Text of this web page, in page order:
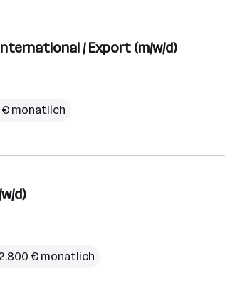
/ Export (m/w/d)
€ monatlich
d)
€ monatlich